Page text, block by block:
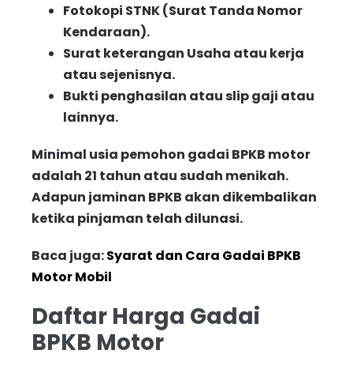
Fotokopi STNK (Surat Tanda Nomor
Kendaraan).
Surat keterangan Usaha atau kerja
atau sejenisnya.
Bukti penghasilan atau slip gaji atau
lainnya.
Minimal usia pemohon gadai BPKB motor
adalah 21 tahun atau sudah menikah.
Adapun jaminan BPKB akan dikembalikan
ketika pinjaman telah dilunasi.
Baca juga:Syarat dan Cara Gadai BPKB
Motor Mobil
Daftar Harga Gadai
BPKB Motor